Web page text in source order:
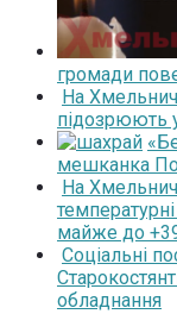
громади
На
підозрюють
мешканка
На
майже до
Соціальні
обладнання